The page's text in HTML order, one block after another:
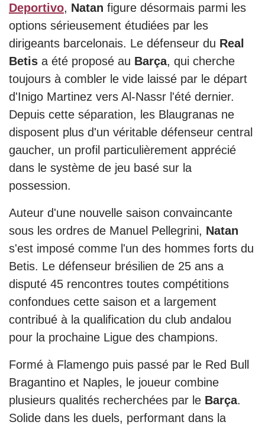
Deportivo, Natan figure désormais parmi les
options sérieusement étudiées par les
dirigeants barcelonais. Le défenseur du Real
Betis a été proposé au Barça, qui cherche
toujours à combler le vide laissé par le départ
d'Inigo Martinez vers Al-Nassr l'été dernier.
Depuis cette séparation, les Blaugranas ne
disposent plus d'un véritable défenseur central
gaucher, un profil particulièrement apprécié
dans le système de jeu basé sur la
possession.
Auteur d'une nouvelle saison convaincante
sous les ordres de Manuel Pellegrini, Natan
s'est imposé comme l'un des hommes forts du
Betis. Le défenseur brésilien de 25 ans a
disputé 45 rencontres toutes compétitions
confondues cette saison et a largement
contribué à la qualification du club andalou
pour la prochaine Ligue des champions.
Formé à Flamengo puis passé par le Red Bull
Bragantino et Naples, le joueur combine
plusieurs qualités recherchées par le Barça.
Solide dans les duels, performant dans la